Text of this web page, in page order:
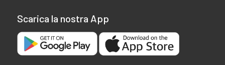
Scarica la nostra App